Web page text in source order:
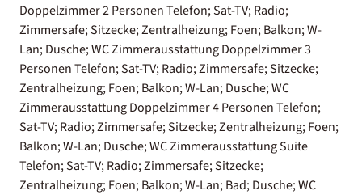
Doppelzimmer 2 Personen Telefon; Sat-TV; Radio;
Zimmersafe; Sitzecke; Zentralheizung; Foen; Balkon; W-
Lan; Dusche; WC Zimmerausstattung Doppelzimmer 3
Personen Telefon; Sat-TV; Radio; Zimmersafe; Sitzecke;
Zentralheizung; Foen; Balkon; W-Lan; Dusche; WC
Zimmerausstattung Doppelzimmer 4 Personen Telefon;
Sat-TV; Radio; Zimmersafe; Sitzecke; Zentralheizung; Foen;
Balkon; W-Lan; Dusche; WC Zimmerausstattung Suite
Telefon; Sat-TV; Radio; Zimmersafe; Sitzecke;
Zentralheizung; Foen; Balkon; W-Lan; Bad; Dusche; WC